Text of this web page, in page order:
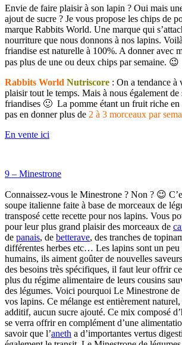
Envie de faire plaisir à son lapin ? Oui mais
ajout de sucre ? Je vous propose les chips de
marque Rabbits World. Une marque qui
nourriture que nous donnons à nos lapins.
friandise est naturelle à 100%. A donner avec
pas plus de une ou deux chips par semaine. 😉
Rabbits World Nutriscore : On a tendance
plaisir tout le temps. Mais à nous également de
friandises 🙂 La pomme étant un fruit riche en
pas en donner plus de 2 à 3 morceaux par
En vente ici
9 – Minestrone
Connaissez-vous le Minestrone ? Non ? 😉
soupe italienne faite à base de morceaux de
transposé cette recette pour nos lapins. Vous
pour leur plus grand plaisir des morceaux de
de panais, de betterave, des tranches de
différentes herbes etc… Les lapins sont un peu
humains, ils aiment goûter de nouvelles
des besoins très spécifiques, il faut leur offrir
plus du régime alimentaire de leurs cousins
des légumes. Voici pourquoi Le Minestrone de
vos lapins. Ce mélange est entièrement
additif, aucun sucre ajouté. Ce mix composé
se verra offrir en complément d’une
savoir que l’aneth a d’importantes vertus